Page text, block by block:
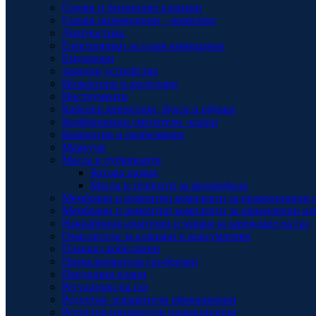
Газови и бензинови клапани
Газови инжекциони – комплект
Диагностика
Електроники за газов инжекцион
Емулатори
Зарядни устройства
Инжектори и аксесоари
Инструменти
Кабелни конектори, букси и обувки
Комбинирани смесители -клапи
Компютри и окабеляване
Маркучи
Масла и лубриканти
Битова химия
Масла и течности за автомобила
Мембрани и ремонтни комплекти за инжекционни
Мембрани и ремонтни комплекти за обикновени
Накрайници,адаптори и чашки за зареждане на газ
Омаслители за клапани и консумативи
Планки,скоби,шини
Превключватели газ-бензин
Предпазни клапи
Регулатори на газ
Редуктор- изпарители обикновенни
Редуктор-изпарители инжекционни